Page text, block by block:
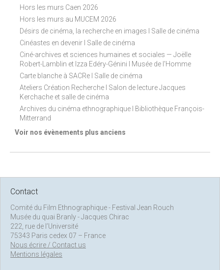
Hors les murs Caen 2026
Hors les murs au MUCEM 2026
Désirs de cinéma, la recherche en images I Salle de cinéma
Cinéastes en devenir I Salle de cinéma
Ciné-archives et sciences humaines et sociales — Joëlle
Robert-Lamblin et Izza Edéry-Génini I Musée de l'Homme
Carte blanche à SACRe I Salle de cinéma
Ateliers Création Recherche I Salon de lecture Jacques
Kerchache et salle de cinéma
Archives du cinéma ethnographique I Bibliothèque François-
Mitterrand
Voir nos évènements plus anciens
Contact
Comité du Film Ethnographique - Festival Jean Rouch
Musée du quai Branly - Jacques Chirac
222, rue de l’Université
75343 Paris cedex 07 – France
Nous écrire / Contact us
Mentions légales